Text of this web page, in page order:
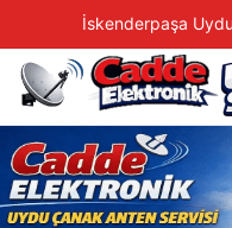
İskenderpaşa